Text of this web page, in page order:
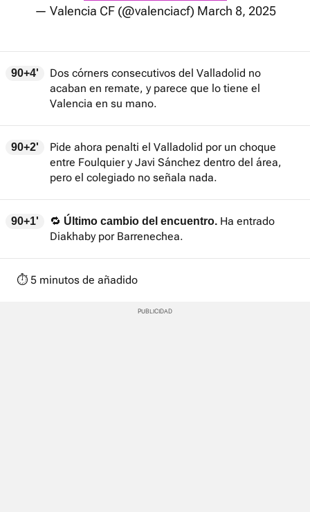
— Valencia CF (@valenciacf) March 8, 2025
90+4'
Dos córners consecutivos del Valladolid no
acaban en remate, y parece que lo tiene el
Valencia en su mano.
90+2'
Pide ahora penalti el Valladolid por un choque
entre Foulquier y Javi Sánchez dentro del área,
pero el colegiado no señala nada.
90+1' 🔁 Último cambio del encuentro. Ha entrado
Diakhaby por Barrenechea.
⏱️ 5 minutos de añadido